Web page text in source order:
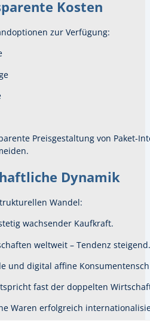
Kosten
zur Verfügung:
Preisgestaltung von Paket-
Dynamik
Wandel:
wachsender Kaufkraft.
weltweit – Tendenz steigend.
und digital affine
fast der doppelten
Waren erfolgreich